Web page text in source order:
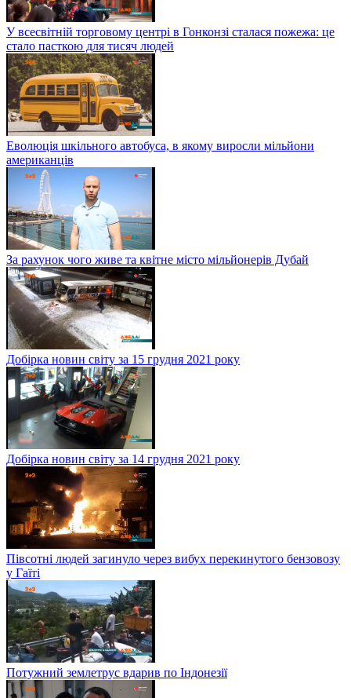
У всесвітній торговому центрі в Гонконзі сталася пожежа: це
стало пасткою для тисяч людей
Еволюція шкільного автобуса, в якому виросли мільйони
американців
За рахунок чого живе та квітне місто мільйонерів Дубай
Добірка новин світу за 15 грудня 2021 року
Добірка новин світу за 14 грудня 2021 року
Півсотні людей загинуло через вибух перекинутого бензовозу
у Гаїті
Потужний землетрус вдарив по Індонезії